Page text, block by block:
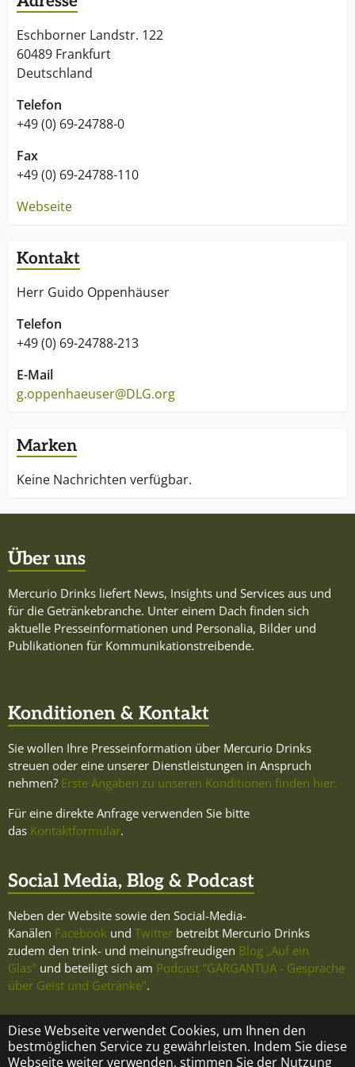
Diese Webseite verwendet Cookies, um Ihnen den
bestmöglichen Service zu gewährleisten. Indem Sie diese
Webseite weiter verwenden, stimmen Sie der Nutzung
- zu Problemlösungen beitragen
- Marktübersicht herstellen
- Prüfen und Prämieren
- Wissen vermitteln
Eschborner Landstr. 122
60489 Frankfurt
Deutschland
Telefon
+49 (0) 69-24788-0
Fax
+49 (0) 69-24788-110
Webseite
Kontakt
Herr Guido Oppenhäuser
Telefon
+49 (0) 69-24788-213
E-Mail
g.oppenhaeuser@DLG.org
Marken
Keine Nachrichten verfügbar.
Über uns
Mercurio Drinks liefert News, Insights und Services aus und
für die Getränkebranche. Unter einem Dach finden sich
aktuelle Presseinformationen und Personalia, Bilder und
Publikationen für Kommunikationstreibende.
Konditionen & Kontakt
Sie wollen Ihre Presseinformation über Mercurio Drinks
streuen oder eine unserer Dienstleistungen in Anspruch
nehmen? Erste Angaben zu unseren Konditionen finden hier.
Für eine direkte Anfrage verwenden Sie bitte
das Kontaktformular.
Social Media, Blog & Podcast
Neben der Website sowie den Social-Media-
Kanälen Facebook und Twitter betreibt Mercurio Drinks
zudem den trink- und meinungsfreudigen Blog „Auf ein
Glas" und beteiligt sich am Podcast "GARGANTUA - Gespräche
über Geist und Getränke".